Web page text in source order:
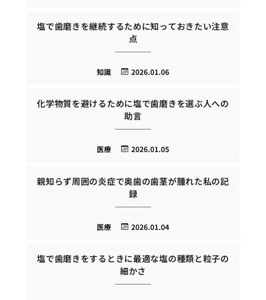
塩で歯磨きを継続するために知っておきたい注意
点
2026.01.06
知識
化学物質を避けるために塩で歯磨きを選ぶ人への
助言
2026.01.05
医療
親知らず周囲の炎症で奥歯の歯茎が腫れた私の記
録
2026.01.04
医療
塩で歯磨きをするときに最適な塩の種類と粒子の
細かさ